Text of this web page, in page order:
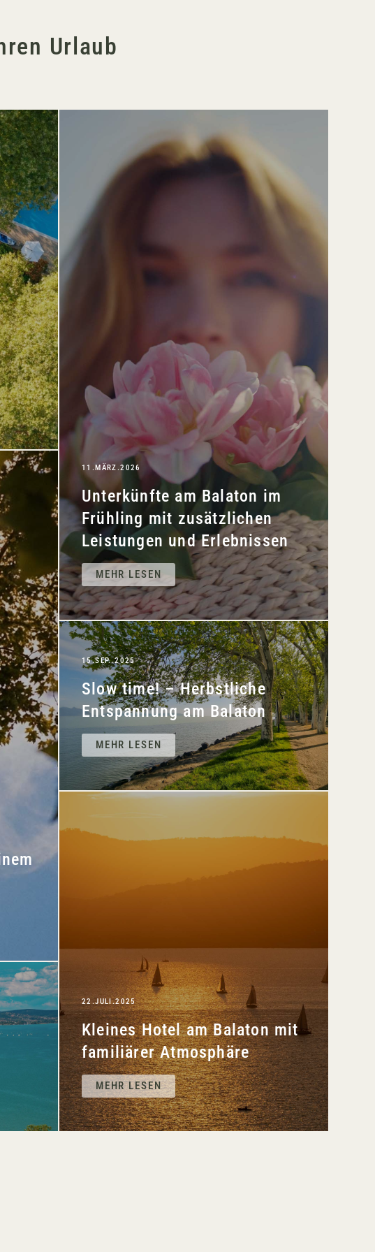
Urlaub
11.MÄRZ.2026
Unterkünfte am Balaton im
Frühling mit zusätzlichen
Leistungen und Erlebnissen
MEHR LESEN
15.SEP..2025
Slow time! – Herbstliche
Entspannung am Balaton
MEHR LESEN
22.JULI.2025
Kleines Hotel am Balaton mit
familiärer Atmosphäre
MEHR LESEN